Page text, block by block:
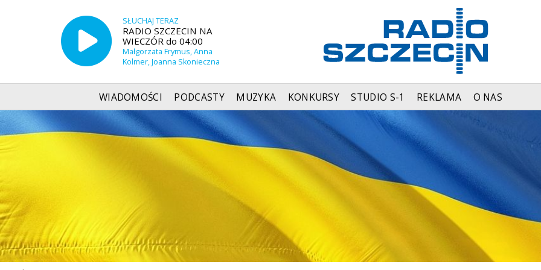
SŁUCHAJ TERAZ
RADIO SZCZECIN NA
WIECZÓR do 04:00
Małgorzata Frymus, Anna
Kolmer, Joanna Skonieczna
WIADOMOŚCI PODCASTY MUZYKA KONKURSY STUDIO S-1 REKLAMA O NAS